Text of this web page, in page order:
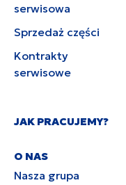
serwisowa
Sprzedaż części
Kontrakty
serwisowe
JAK PRACUJEMY?
O NAS
Nasza grupa